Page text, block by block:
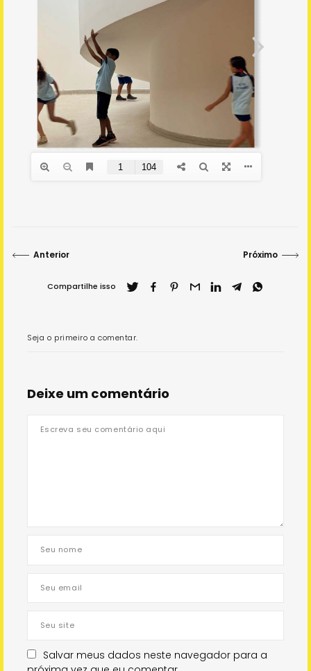
Anterior Próximo
Compartilhe isso
Seja o primeiro a comentar.
Deixe um comentário
Salvar meus dados neste navegador para a